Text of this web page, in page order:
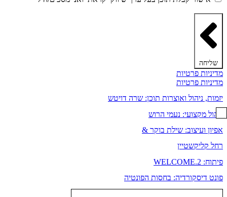
שליחה
מדיניות פרטיות
מדיניות פרטיות
יזמות, ניהול ואוצרות תוכן: שרה דויטש
ניהול מקצועי: נעמי הרוש
אפיון ועיצוב: שילת בוקר &
רחל קליקשטיין
פיתוח: WELCOME.2
פונט דיסקורדיה: בחסות הפונטיה